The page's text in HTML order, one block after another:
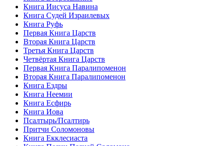
Книга Иисуса Навина
Книга Судей Израилевых
Книга Руфь
Первая Книга Царств
Вторая Книга Царств
Третья Книга Царств
Четвёртая Книга Царств
Первая Книга Паралипоменон
Вторая Книга Паралипоменон
Книга Ездры
Книга Неемии
Книга Есфирь
Книга Иова
Псалтырь/Псалтирь
Притчи Соломоновы
Книга Екклесиаста